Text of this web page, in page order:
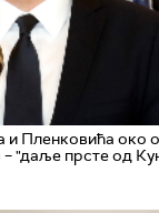
и Пленковића око
"даље прсте од